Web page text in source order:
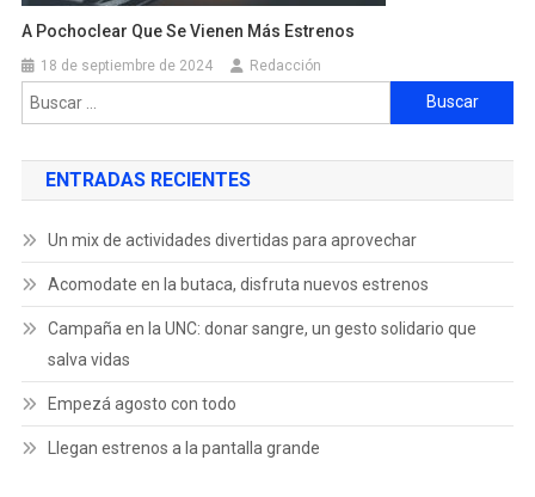
A Pochoclear Que Se Vienen Más Estrenos
18 de septiembre de 2024 Redacción
ENTRADAS RECIENTES
Un mix de actividades divertidas para aprovechar
Acomodate en la butaca, disfruta nuevos estrenos
Campaña en la UNC: donar sangre, un gesto solidario que
salva vidas
Empezá agosto con todo
Llegan estrenos a la pantalla grande